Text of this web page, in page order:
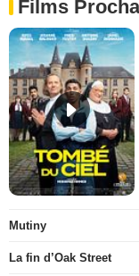
Films
Mutiny
La fin d’Oak Street